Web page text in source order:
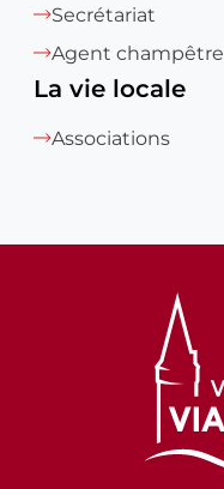
Secrétariat
Agent champêtre
La vie locale
Associations